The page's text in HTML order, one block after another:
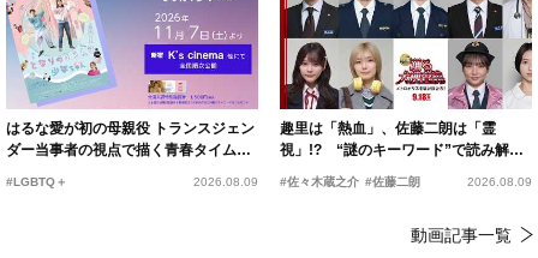
はるな愛が初の母親役 トランスジェン
ダー当事者の視点で描く青春タイムス
#LGBTQ＋ 2026.08.09
趣里は「熱血」、佐藤二朗は「霊
視」!? “謎のキーワード”で読み解く
『踊る大捜査線 N.E.W.』新メンバー
#佐々木蔵之介 #佐藤二朗 2026.08.09
動画記事一覧